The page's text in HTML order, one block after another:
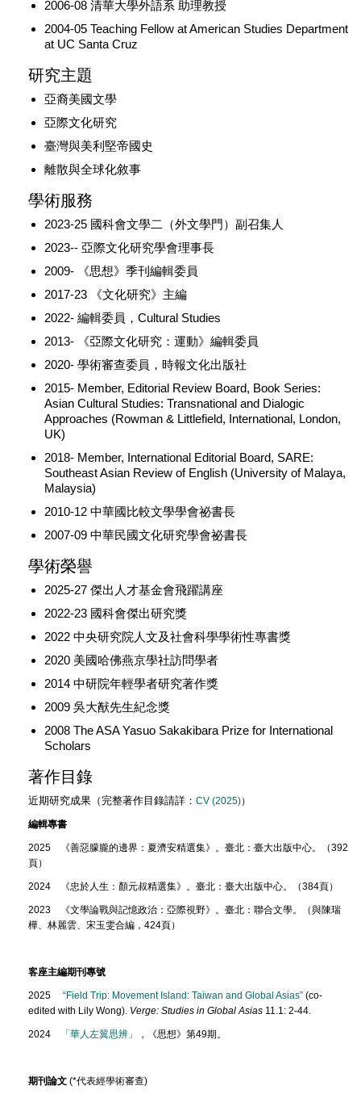
2006-08 清華大學外語系 助理教授
2004-05 Teaching Fellow at American Studies Department
at UC Santa Cruz
研究主題
亞裔美國文學
亞際文化研究
臺灣與美利堅帝國史
離散與全球化敘事
學術服務
2023-25 國科會文學二（外文學門）副召集人
2023-- 亞際文化研究學會理事長
2009- 《思想》季刊編輯委員
2017-23 《文化研究》主編
2022- 編輯委員，Cultural Studies
2013- 《亞際文化研究：運動》編輯委員
2020- 學術審查委員，時報文化出版社
2015- Member, Editorial Review Board, Book Series:
Asian Cultural Studies: Transnational and Dialogic
Approaches (Rowman & Littlefield, International, London,
UK)
2018- Member, International Editorial Board, SARE:
Southeast Asian Review of English (University of Malaya,
Malaysia)
2010-12 中華國比較文學學會祕書長
2007-09 中華民國文化研究學會祕書長
學術榮譽
2025-27 傑出人才基金會飛躍講座
2022-23 國科會傑出研究獎
2022 中央研究院人文及社會科學學術性專書獎
2020 美國哈佛燕京學社訪問學者
2014 中研院年輕學者研究著作獎
2009 吳大猷先生紀念獎
2008 The ASA Yasuo Sakakibara Prize for International
Scholars
著作目錄
近期研究成果（完整著作目錄請詳： CV (2025)）
編輯專書
2025 《善惡朦朧的邊界：夏濟安精選集》。臺北：臺大出版中心。（392
頁）
2024 《忠於人生：顏元叔精選集》。臺北：臺大出版中心。（384頁）
2023 《文學論戰與記憶政治：亞際視野》。臺北：聯合文學。（與陳瑞
樺、林麗雲、宋玉雯合編，424頁）
客座主編期刊專號
2025 “Field Trip: Movement Island: Taiwan and Global Asias”(co-
edited with Lily Wong). Verge: Studies in Global Asias11.1: 2-44.
2024 「華人左翼思辨」 ，《思想》第49期。
期刊論文 (*代表經學術審查)